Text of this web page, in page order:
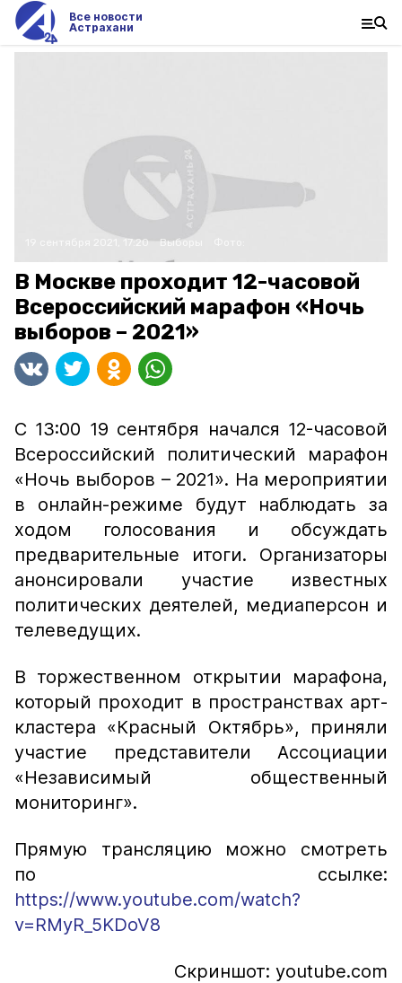
Все новости
Астрахани
19 сентября 2021, 17:20 Выборы
В Москве проходит 12-часовой
Всероссийский марафон «Ночь
выборов – 2021»
С 13:00 19 сентября начался 12-часовой
Всероссийский политический марафон
«Ночь выборов – 2021». На мероприятии
в онлайн-режиме будут наблюдать за
ходом голосования и обсуждать
предварительные итоги. Организаторы
анонсировали участие известных
политических деятелей, медиаперсон и
телеведущих.
В торжественном открытии марафона,
который проходит в пространствах арт-
кластера «Красный Октябрь», приняли
участие представители Ассоциации
«Независимый общественный
мониторинг».
Прямую трансляцию можно смотреть
по ссылке:
https://www.youtube.com/watch?
v=RMyR_5KDoV8
Скриншот: youtube.com